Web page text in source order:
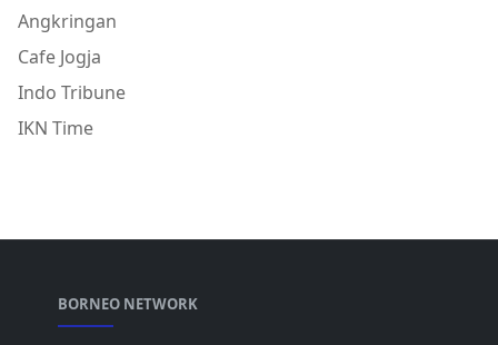
Angkringan
Cafe Jogja
Indo Tribune
IKN Time
BORNEO NETWORK